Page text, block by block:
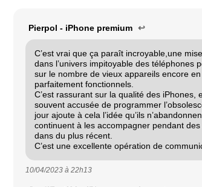
Pierpol - iPhone premium ↩
C’est vrai que ça paraît incroyable,une
dans l’univers impitoyable des téléphones
sur le nombre de vieux appareils encore
parfaitement fonctionnels.
C’est rassurant sur la qualité des iPhones,
souvent accusée de programmer
jour ajoute à cela l’idée qu’ils
continuent à les accompagner pendant
dans du plus récent.
C’est une excellente opération de
10/04/2023 à 22h13